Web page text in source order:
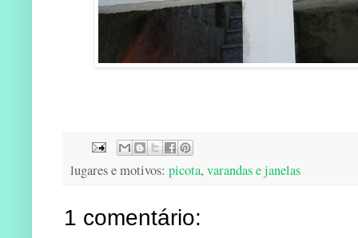
lugares e motivos: picota, varandas e janelas
1 comentário: